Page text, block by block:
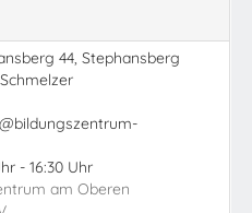
44, Stephansberg
- 16:30 Uhr
am Oberen